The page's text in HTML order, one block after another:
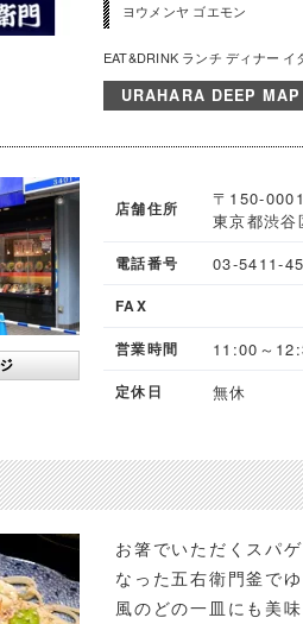
ヨウメンヤ ゴエモン
EAT&DRINK ランチ ディナー イ
URAHARA DEEP MAP
店舗住所
〒150-0001
東京都渋
電話番号 03-5411-
FAX
営業時間 11:00～
定休日 無休
お箸でいただくスパ
なった五右衛門釜で
風のどの一皿にも美